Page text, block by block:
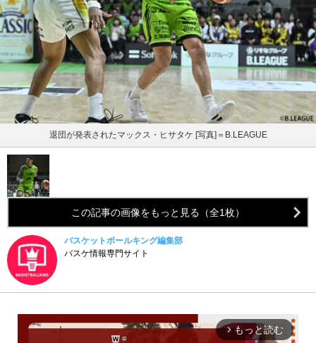
退団が発表されたマックス・ヒサタケ [写真]＝B.LEAGUE
この記事の画像をもっと見る（全1枚）
バスケットボールキング編集部
バスケ情報専門サイト
arrow_forward_ios もっと読む